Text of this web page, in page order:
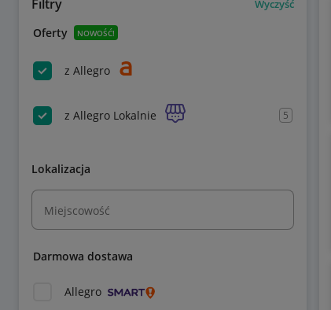
Filtry Wyczyść
Oferty NOWOŚĆ!
z Allegro
z Allegro Lokalnie 5
Lokalizacja
Miejscowość
Darmowa dostawa
Allegro